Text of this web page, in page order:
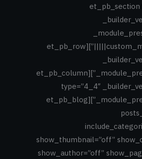
custom_margin=”54px|||||”][et_pb_row
_module_preset=”default”][et_pb_column
type=”4_4″
_module_preset=”default”][et_pb_blog
show_thumbnail=”off”
show_author=”off”